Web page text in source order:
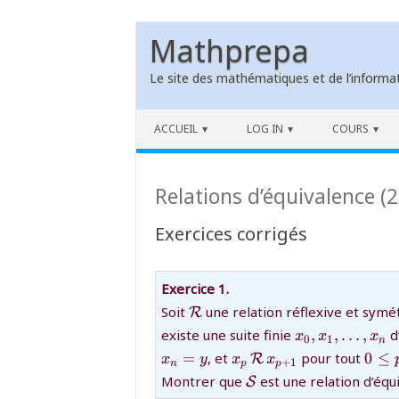
Mathprepa
Le site des mathématiques et de
ACCUEIL LOG IN COURS
Relations d’équivalence
Exercices corrigés
Exercice 1.
Soit {\mathcal
R}
Rune relation réflexive et
existe une suite finie x0 , x1 , … , xn
xn = y, et{x_p\,
{\mathcal
R}\,x_{p+1}}
xp R xp+1 pour tout
p\le
n-1}
0 ≤
Montrer que {\mathcal
S est une relation